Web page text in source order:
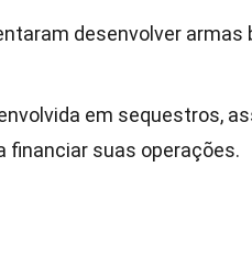
desenvolver armas
em sequestros,
financiar suas operações.